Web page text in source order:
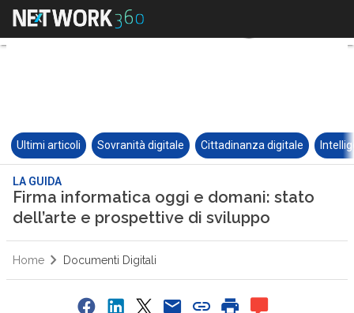
Ultimi articoli Sovranità digitale Cittadinanza digitale
LA GUIDA
Firma informatica oggi e domani: stato
dell’arte e prospettive di sviluppo
Home Documenti Digitali